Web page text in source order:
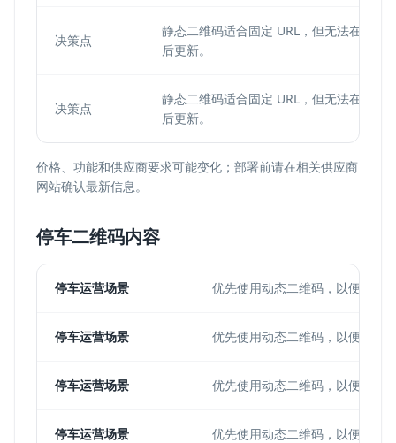
决策点
静态二维码适合固定 URL，但无法在印刷
后更新。
决策点
静态二维码适合固定 URL，但无法在印刷
后更新。
价格、功能和供应商要求可能变化；部署前请在相关供应商
网站确认最新信息。
停车二维码内容
停车运营场景 优先使用动态二维码，以便更新
停车运营场景 优先使用动态二维码，以便更新
停车运营场景 优先使用动态二维码，以便更新
停车运营场景 优先使用动态二维码，以便更新